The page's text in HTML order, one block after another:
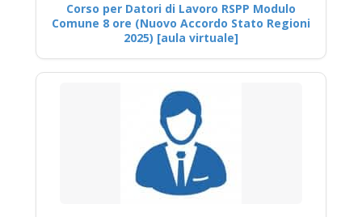
Corso per Datori di Lavoro RSPP Modulo
Comune 8 ore (Nuovo Accordo Stato Regioni
2025) [aula virtuale]